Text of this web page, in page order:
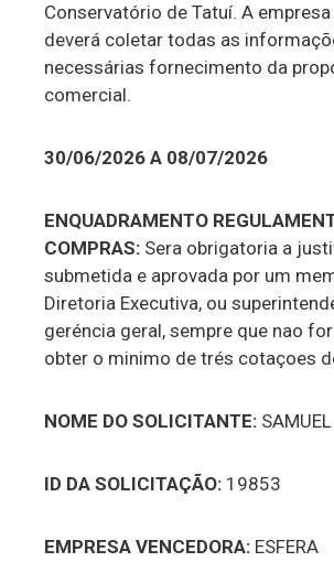
Conservatório de Tatuí. A
deverá coletar todas as
necessárias fornecimento da
comercial.
30/06/2026 A 08/07/2026
ENQUADRAMENTO
COMPRAS: Sera obrigatoria a
submetida e aprovada por um
Diretoria Executiva, ou
geréncia geral, sempre que nao
obter o minimo de trés cotaçoes
NOME DO SOLICITANTE:
ID DA SOLICITAÇÃO: 19853
EMPRESA VENCEDORA: ESFERA